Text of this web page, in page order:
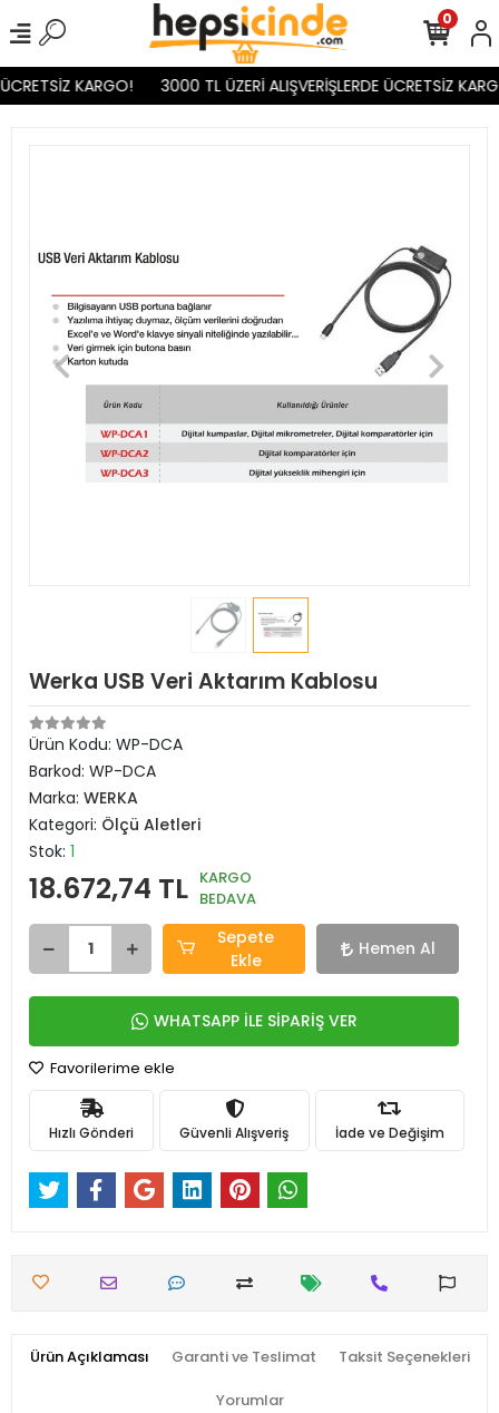
KARGO! 3000 TL ÜZERİ ALIŞVERİŞLERDE ÜCRETSİZ
0
Werka USB Veri Aktarım Kablosu
Ürün Kodu: WP-DCA
Barkod: WP-DCA
Marka: WERKA
Kategori: Ölçü Aletleri
Stok: 1
18.672,74 TL KARGO
BEDAVA
Sepete
Ekle
Hemen Al
WHATSAPP İLE SİPARİŞ VER
Favorilerime ekle
Hızlı Gönderi Güvenli Alışveriş İade ve Değişim
Ürün Açıklaması Garanti ve Teslimat Taksit Seçenekleri
Yorumlar